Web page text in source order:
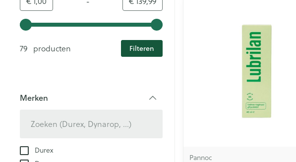
Gebruik de pijltjestoetsen links en rechts om de minimale en maximale
79 producten
Filteren
Merken
Durex
Pannoc